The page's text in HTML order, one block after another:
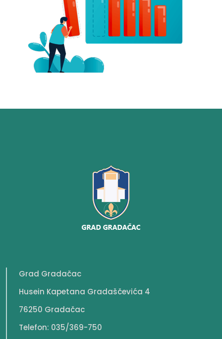
Grad Gradačac
Husein Kapetana Gradaščevića 4
76250 Gradačac
Telefon: 035/369-750